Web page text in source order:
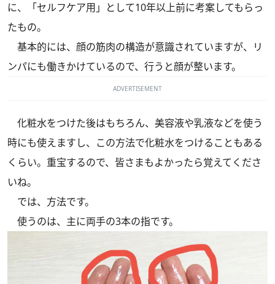
に、「セルフケア用」として10年以上前に考案してもらっ
たもの。
基本的には、顔の筋肉の構造が意識されていますが、リ
ンパにも働きかけているので、行うと顔が整います。
ADVERTISEMENT
化粧水をつけた後はもちろん、美容液や乳液などを使う
時にも使えますし、この方法で化粧水をつけることもある
くらい。重宝するので、皆さまもよかったら覚えてくださ
いね。
では、方法です。
使うのは、主に両手の3本の指です。